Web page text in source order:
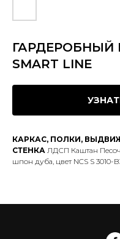
ГАРДЕРОБНЫЙ
SMART LINE
КАРКАС, ПОЛКИ,
СТЕНКА ЛДСП Каштан
шпон дуба, цвет NCS S 3010-